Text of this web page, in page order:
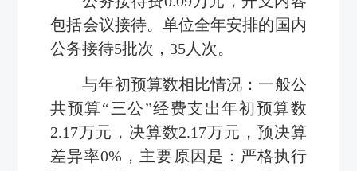
包括会议接待。单位全年安排的国内
公务接待5批次，35人次。
与年初预算数相比情况：一般公
共预算“三公”经费支出年初预算数
2.17万元，决算数2.17万元，预决算
差异率0%，主要原因是：严格执行